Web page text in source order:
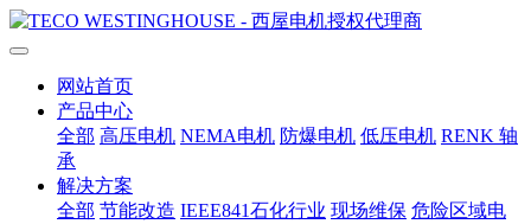
网站首页
产品中心
全部 高压电机 NEMA电机 防爆电机 低压电机 RENK 轴
承
解决方案
全部 节能改造 IEEE841石化行业 现场维保 危险区域电